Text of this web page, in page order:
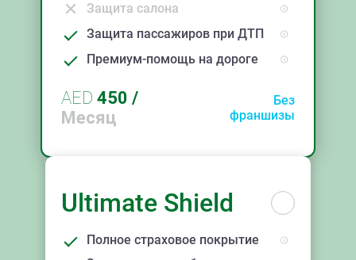
Защита салона
Защита пассажиров при ДТП
Премиум-помощь на дороге
AED 450 /
Месяц
Без
франшизы
Ultimate Shield
Полное страховое покрытие